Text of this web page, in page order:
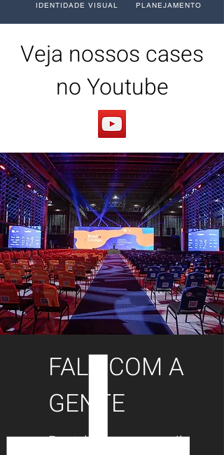
IDENTIDADE VISUAL PLANEJAMENTO
Veja nossos cases
no Youtube
FALE COM A
GENTE
Por telefone ou e-mail